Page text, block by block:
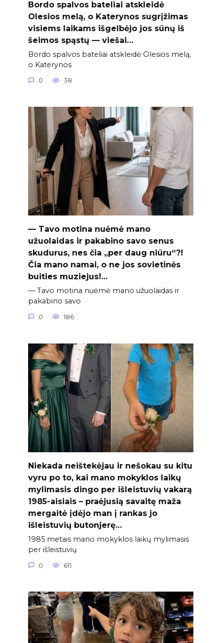
Bordo spalvos bateliai atskleidė
Olesios melą, o Katerynos sugrįžimas
visiems laikams išgelbėjo jos sūnų iš
šeimos spąstų — viešai…
Bordo spalvos bateliai atskleidė Olesios melą,
o Katerynos
0 38
— Tavo motina nuėmė mano
užuolaidas ir pakabino savo senus
skudurus, nes čia „per daug niūru“?!
Čia mano namai, o ne jos sovietinės
buities muziejus!…
— Tavo motina nuėmė mano užuolaidas ir
pakabino savo
0 186
Niekada neištekėjau ir nešokau su kitu
vyru po to, kai mano mokyklos laikų
mylimasis dingo per išleistuvių vakarą
1985-aisiais – praėjusią savaitę maža
mergaitė įdėjo man į rankas jo
išleistuvių butonjerę…
1985 metais mano mokyklos laikų mylimasis
per išleistuvių
0 611